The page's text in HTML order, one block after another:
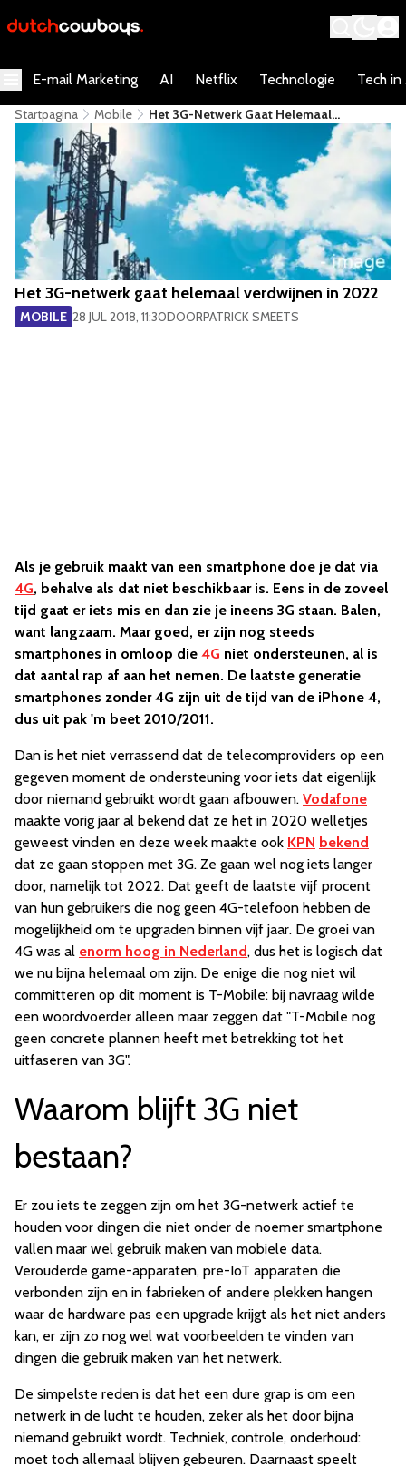
E-mail Marketing AI Netflix Technologie Tech in
Startpagina Mobile
Het 3G-Netwerk Gaat Helemaal
Het 3G-netwerk gaat helemaal verdwijnen in 2022
MOBILE 28 JUL 2018, 11:30DOORPATRICK SMEETS
Als je gebruik maakt van een smartphone doe je dat via
4G, behalve als dat niet beschikbaar is. Eens in de zoveel
tijd gaat er iets mis en dan zie je ineens 3G staan. Balen,
want langzaam. Maar goed, er zijn nog steeds
smartphones in omloop die 4G niet ondersteunen, al is
dat aantal rap af aan het nemen. De laatste generatie
smartphones zonder 4G zijn uit de tijd van de iPhone 4,
dus uit pak 'm beet 2010/2011.
Dan is het niet verrassend dat de telecomproviders op een
gegeven moment de ondersteuning voor iets dat eigenlijk
door niemand gebruikt wordt gaan afbouwen. Vodafone
maakte vorig jaar al bekend dat ze het in 2020 welletjes
geweest vinden en deze week maakte ook KPN bekend
dat ze gaan stoppen met 3G. Ze gaan wel nog iets langer
door, namelijk tot 2022. Dat geeft de laatste vijf procent
van hun gebruikers die nog geen 4G-telefoon hebben de
mogelijkheid om te upgraden binnen vijf jaar. De groei van
4G was al enorm hoog in Nederland, dus het is logisch dat
we nu bijna helemaal om zijn. De enige die nog niet wil
committeren op dit moment is T-Mobile: bij navraag wilde
een woordvoerder alleen maar zeggen dat "T-Mobile nog
geen concrete plannen heeft met betrekking tot het
uitfaseren van 3G".
Waarom blijft 3G niet
bestaan?
Er zou iets te zeggen zijn om het 3G-netwerk actief te
houden voor dingen die niet onder de noemer smartphone
vallen maar wel gebruik maken van mobiele data.
Verouderde game-apparaten, pre-IoT apparaten die
verbonden zijn en in fabrieken of andere plekken hangen
waar de hardware pas een upgrade krijgt als het niet anders
kan, er zijn zo nog wel wat voorbeelden te vinden van
dingen die gebruik maken van het netwerk.
De simpelste reden is dat het een dure grap is om een
netwerk in de lucht te houden, zeker als het door bijna
niemand gebruikt wordt. Techniek, controle, onderhoud:
moet toch allemaal blijven gebeuren. Daarnaast speelt